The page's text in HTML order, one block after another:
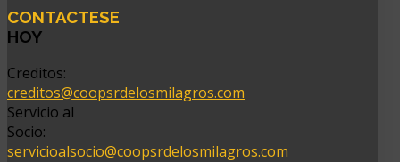
CONTACTESE
HOY
Creditos:
creditos@coopsrdelosmilagros.com
Servicio al
Socio:
servicioalsocio@coopsrdelosmilagros.com